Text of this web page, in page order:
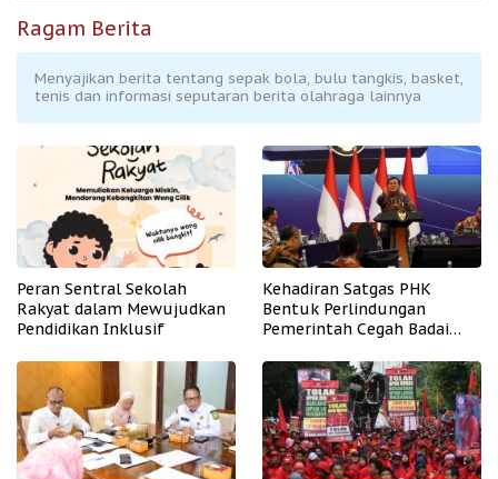
Ragam Berita
Menyajikan berita tentang sepak bola, bulu tangkis, basket,
tenis dan informasi seputaran berita olahraga lainnya
Peran Sentral Sekolah
Rakyat dalam Mewujudkan
Pendidikan Inklusif
Kehadiran Satgas PHK
Bentuk Perlindungan
Pemerintah Cegah Badai